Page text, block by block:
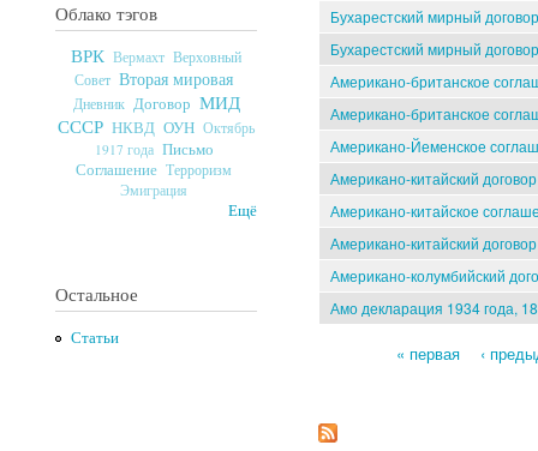
Облако тэгов
ВРК Вермахт Верховный
Совет Вторая мировая
Дневник Договор МИД
СССР НКВД ОУН Октябрь
1917 года Письмо
Соглашение Терроризм
Эмиграция
Ещё
Остальное
Статьи
Бухарестский мирный
Бухарестский мирный
Американо-британское
Американо-британское
Американо-Йеменское
Американо-китайский
Американо-китайское
Американо-китайский
Американо-колумбийский
Амо декларация 1934 года,
« первая ‹